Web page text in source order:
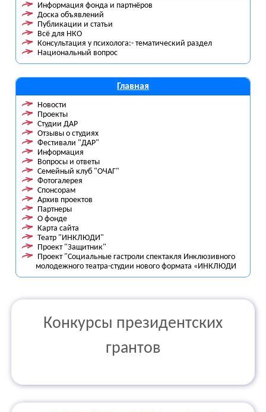
Информация фонда и партнёров
Доска объявлений
Публикации и статьи
Всё для НКО
Консультация у психолога:- тематический раздел
Национальный вопрос
Главная
Новости
Проекты
Студии ДАР
Отзывы о студиях
Фестивали "ДАР"
Информация
Вопросы и ответы
Семейный клуб "ОЧАГ"
Фотогалерея
Спонсорам
Архив проектов
Партнеры
О фонде
Карта сайта
Театр "ИНКЛЮДИ"
Проект "Защитник"
Проект "Социальные гастроли спектакля Инклюзивного
молодежного театра-студии нового формата «ИНКЛЮДИ
Конкурсы президентских
грантов